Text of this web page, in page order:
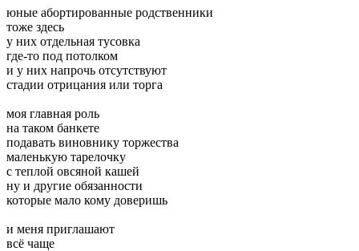
юные абортированные родственники
тоже здесь
у них отдельная тусовка
где-то под потолком
и у них напрочь отсутствуют
стадии отрицания или торга
моя главная роль
на таком банкете
подавать виновнику торжества
маленькую тарелочку
с теплой овсяной кашей
ну и другие обязанности
которые мало кому доверишь
и меня приглашают
всё чаще